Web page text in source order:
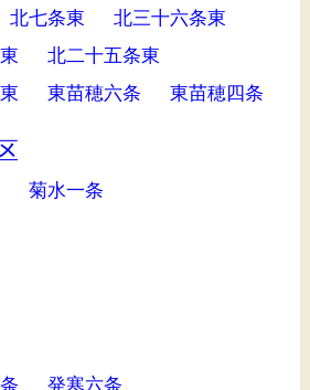
北七条東
北三十六条東
北二十五条東
東苗穂六条 東苗穂四条
菊水一条
発寒六条